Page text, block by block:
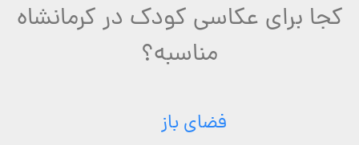
کجا برای عکاسی کودک در کرمانشاه
مناسبه؟
فضای باز